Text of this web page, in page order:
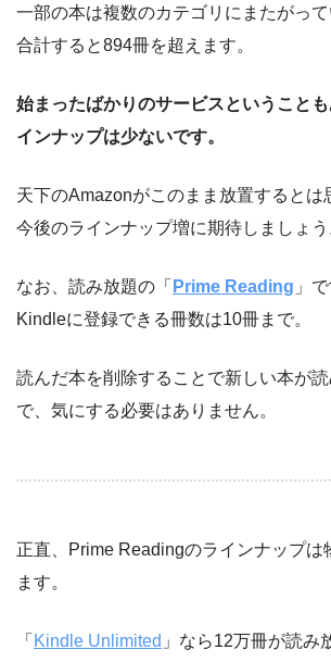
一部の本は複数のカテゴリにまたがっ
合計すると894冊を超えます。
始まったばかりのサービスということ
インナップは少ないです。
天下のAmazonがこのまま放置するとは
今後のラインナップ増に期待しましょう
なお、読み放題の「 Prime Reading 」
Kindleに登録できる冊数は10冊まで。
読んだ本を削除することで新しい本が
で、気にする必要はありません。
正直、Prime Readingのラインナップは
ます。
「 Kindle Unlimited 」なら12万冊が読み